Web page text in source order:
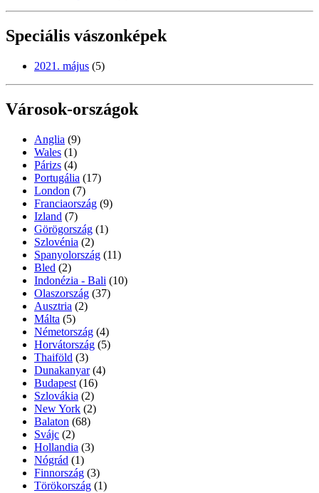
Speciális vászonképek
2021. május (5)
Városok-országok
Anglia (9)
Wales (1)
Párizs (4)
Portugália (17)
London (7)
Franciaország (9)
Izland (7)
Görögország (1)
Szlovénia (2)
Spanyolország (11)
Bled (2)
Indonézia - Bali (10)
Olaszország (37)
Ausztria (2)
Málta (5)
Németország (4)
Horvátország (5)
Thaiföld (3)
Dunakanyar (4)
Budapest (16)
Szlovákia (2)
New York (2)
Balaton (68)
Svájc (2)
Hollandia (3)
Nógrád (1)
Finnország (3)
Törökország (1)